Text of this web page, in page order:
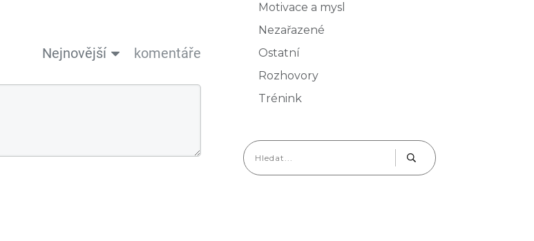
Nejnovější komentáře
Motivace a mysl
Nezařazené
Ostatní
Rozhovory
Trénink